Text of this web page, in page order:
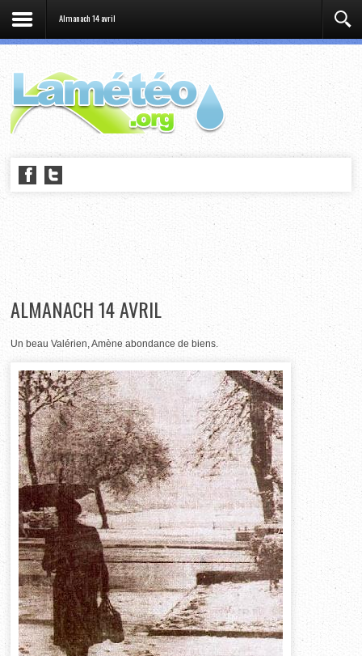
Almanach 14 avril
ALMANACH 14 AVRIL
Un beau Valérien, Amène abondance de biens.